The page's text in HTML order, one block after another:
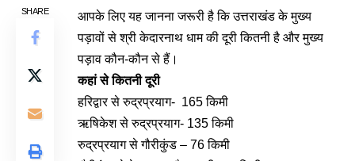
SHARE
आपके लिए यह जानना जरूरी है कि उत्तराखंड के मुख्य
पड़ावों से श्री केदारनाथ धाम की दूरी कितनी है और मुख्य
पड़ाव कौन-कौन से हैं।
कहां से कितनी दूरी
हरिद्वार से रुद्रप्रयाग- 165 किमी
ऋषिकेश से रुद्रप्रयाग- 135 किमी
रुद्रप्रयाग से गौरीकुंड – 76 किमी